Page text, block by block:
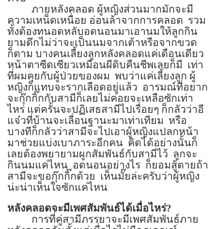
ภายหลังคลอด ผู้หญิงส่วนมากมักจะมี
ความเหน็ดเหนื่อย อ่อนล้าจากการคลอด รวม
ทั้งต้องทนอดหลับอดนอนมาเอานมให้ลูกกิน
ยามดึกไม่ว่าจะเป็นนมจากเต้าหรือจากขวด
ก็ตาม บางคนเลี้ยงลูกหลังคลอดแค่เดือนเดียว
หน้าตาซีดเซียวเหมือนผีดิบคืนชีพเลยก็มี เท่า
ที่ผมคุยกับผู้ป่วยของผม พบว่าแค่เลี้ยงลูก ผู้
หญิงก็แทบจะรากเลือดอยู่แล้ว อารมณ์ที่อยาก
จะกุ๊กกิ๊กกับสามีก็เลยไม่ค่อยจะเหลือซักเท่า
ไหร่ แต่ครั้นจะปฏิเสธสามีไปเรื่อยๆ ก็กลัวว่าอี
แจ๋วที่บ้านจะเลื่อนฐานะมาเท่าเทียม หรือ
บางทีก็กลัวว่าสามีจะไปเอาผู้หญิงแปลกหน้า
มาช่วยแบ่งเบาภาระอีกคน คิดได้อย่างนั้นก็
เลยต้องพยายามผูกสัมพันธ์กับสามีไว้ ลูกจะ
กินนมแค่ไหน อดนอนอย่างไร ก็ยอมสู้ตายถ้า
สามีจะขอกุ๊กกิ๊กด้วย เห็นมั๊ยล่ะครับว่าผู้หญิง
น่ะน่าเห็นใจซักแค่ไหน
หลังคลอดจะมีเพศสัมพันธ์ได้เมื่อไหร่?
การที่คู่สามีภรรยาจะมีเพศสัมพันธ์ภาย